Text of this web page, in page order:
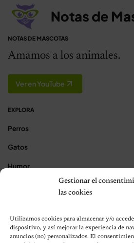
Gestionar el
las cookies
Utilizamos cookies para almacenar y/o
dispositivo, y así mejorar la experiencia de
anuncios (no) personalizados. El
Notas de
NOTAS DE MASCOTAS
Amamos a los animales.
Ver en YouTube
EXPLORA
Perros
Gatos
Humor
Contacto